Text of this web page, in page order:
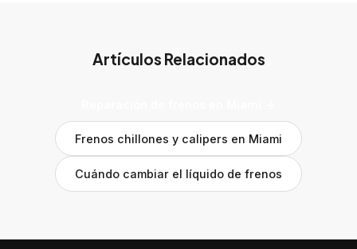
Artículos Relacionados
Frenos chillones y calipers en Miami
Cuándo cambiar el líquido de frenos